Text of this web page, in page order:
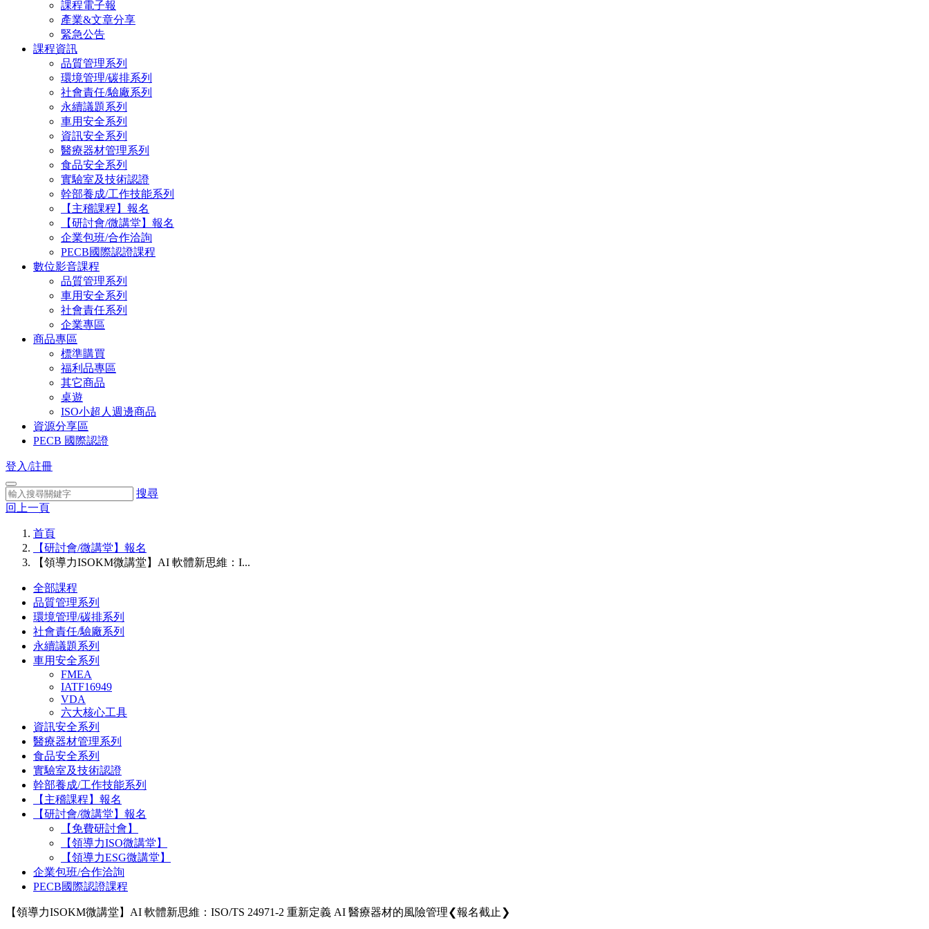
課程電子報
產業&文章分享
緊急公告
課程資訊
品質管理系列
環境管理/碳排系列
社會責任/驗廠系列
永續議題系列
車用安全系列
資訊安全系列
醫療器材管理系列
食品安全系列
實驗室及技術認證
幹部養成/工作技能系列
【主稽課程】報名
【研討會/微講堂】報名
企業包班/合作洽詢
PECB國際認證課程
數位影音課程
品質管理系列
車用安全系列
社會責任系列
企業專區
商品專區
標準購買
福利品專區
其它商品
桌遊
ISO小超人週邊商品
資源分享區
PECB 國際認證
登入/註冊
搜尋
回上一頁
首頁
【研討會/微講堂】報名
【領導力ISOKM微講堂】AI 軟體新思維：I...
全部課程
品質管理系列
環境管理/碳排系列
社會責任/驗廠系列
永續議題系列
車用安全系列
FMEA
IATF16949
VDA
六大核心工具
資訊安全系列
醫療器材管理系列
食品安全系列
實驗室及技術認證
幹部養成/工作技能系列
【主稽課程】報名
【研討會/微講堂】報名
【免費研討會】
【領導力ISO微講堂】
【領導力ESG微講堂】
企業包班/合作洽詢
PECB國際認證課程
【領導力ISOKM微講堂】AI 軟體新思維：ISO/TS 24971-2 重新定義 AI 醫療器材的風險管理❮報名截止❯